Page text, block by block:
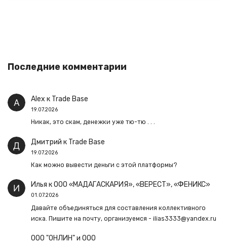
Последние комментарии
Alex к Trade Base
19.07.2026
Никак, это скам, денежки уже тю-тю . . .
Дмитрий к Trade Base
19.07.2026
Как можно вывести деньги с этой платформы?
Илья кООО «МАДАГАСКАРИЯ», «ВЕРЕСТ», «ФЕНИКС»
01.07.2026
Давайте объединяться для составления коллективного
иска. Пишите на почту, организуемся - ilias3333@yandex.ru
ООО "ОНЛИН" и ООО